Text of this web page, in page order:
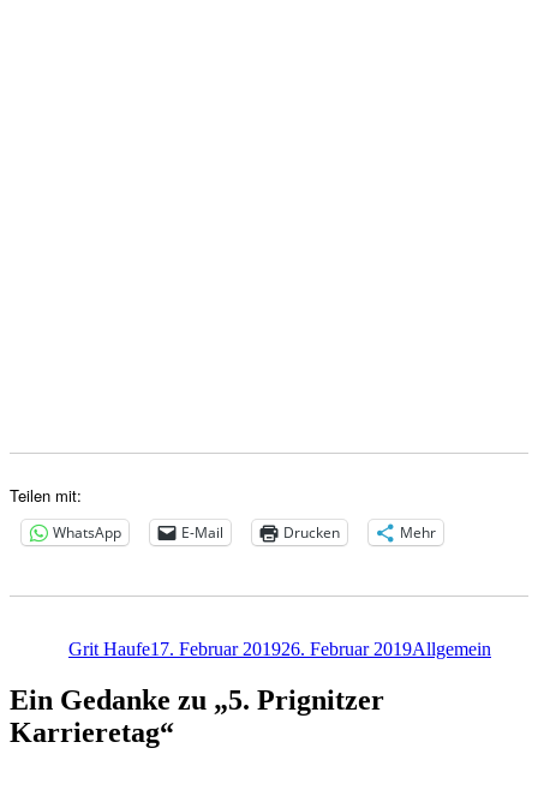
Teilen mit:
WhatsApp E-Mail Drucken Mehr
Grit Haufe17. Februar 201926. Februar 2019Allgemein
Ein Gedanke zu „5. Prignitzer
Karrieretag“